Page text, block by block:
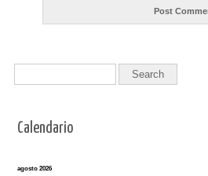
Calendario
agosto 2026